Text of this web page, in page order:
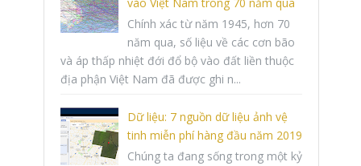
Chính xác từ năm 1945, hơn 70
năm qua, số liệu về các cơn bão
và áp thấp nhiệt đới đổ bộ vào đất liền thuộc
địa phận Việt Nam đã được ghi n...
Dữ liệu: 7 nguồn dữ liệu ảnh vệ
tinh miễn phí hàng đầu năm 2019
Chúng ta đang sống trong một kỷ